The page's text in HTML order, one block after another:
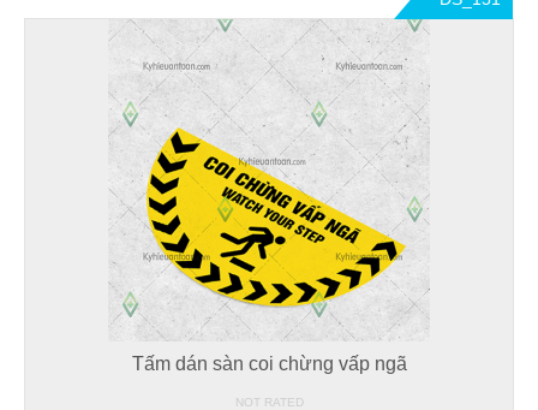
Tấm dán sàn coi chừng vấp ngã
NOT RATED